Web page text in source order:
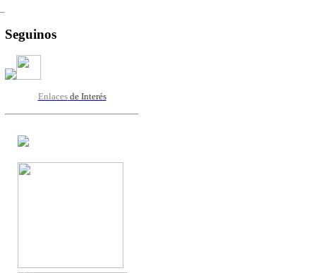
Seguinos
Enlaces de Interés